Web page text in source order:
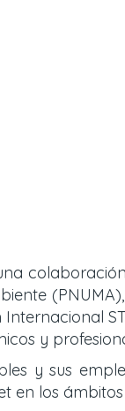
Internacional
y
y sus
en los